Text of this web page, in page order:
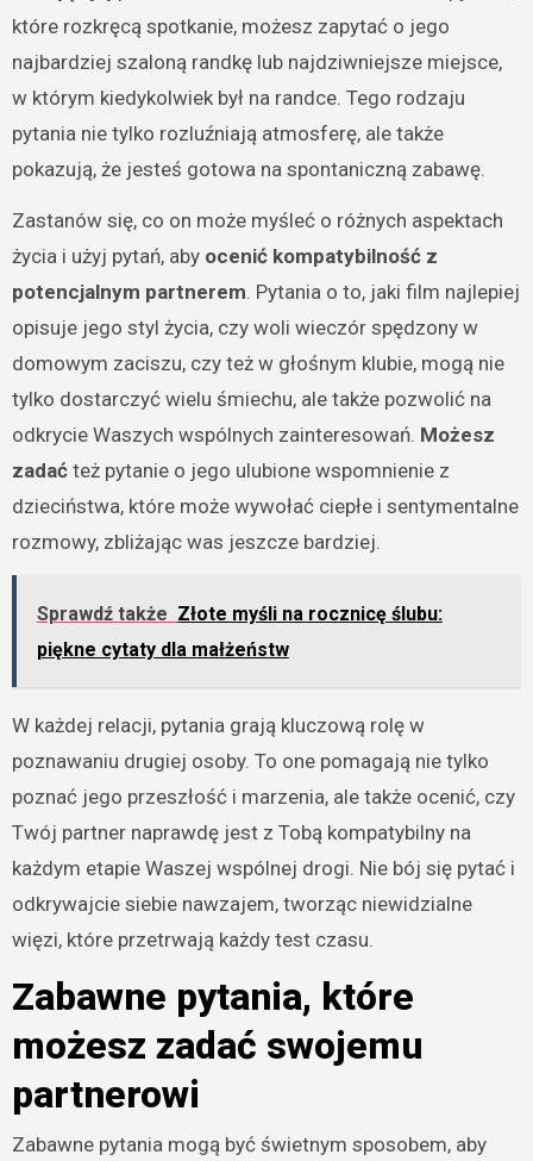
które rozkręcą spotkanie, możesz zapytać o jego
najbardziej szaloną randkę lub najdziwniejsze miejsce,
w którym kiedykolwiek był na randce. Tego rodzaju
pytania nie tylko rozluźniają atmosferę, ale także
pokazują, że jesteś gotowa na spontaniczną zabawę.
Zastanów się, co on może myśleć o różnych aspektach
życia i użyj pytań, aby ocenić kompatybilność z
potencjalnym partnerem. Pytania o to, jaki film najlepiej
opisuje jego styl życia, czy woli wieczór spędzony w
domowym zaciszu, czy też w głośnym klubie, mogą nie
tylko dostarczyć wielu śmiechu, ale także pozwolić na
odkrycie Waszych wspólnych zainteresowań. Możesz
zadaćteż pytanie o jego ulubione wspomnienie z
dzieciństwa, które może wywołać ciepłe i sentymentalne
rozmowy, zbliżając was jeszcze bardziej.
Sprawdź także Złote myśli na rocznicę ślubu:
piękne cytaty dla małżeństw
W każdej relacji, pytania grają kluczową rolę w
poznawaniu drugiej osoby. To one pomagają nie tylko
poznać jego przeszłość i marzenia, ale także ocenić, czy
Twój partner naprawdę jest z Tobą kompatybilny na
każdym etapie Waszej wspólnej drogi. Nie bój się pytać i
odkrywajcie siebie nawzajem, tworząc niewidzialne
więzi, które przetrwają każdy test czasu.
Zabawne pytania, które
możesz zadać swojemu
partnerowi
Zabawne pytania mogą być świetnym sposobem, aby